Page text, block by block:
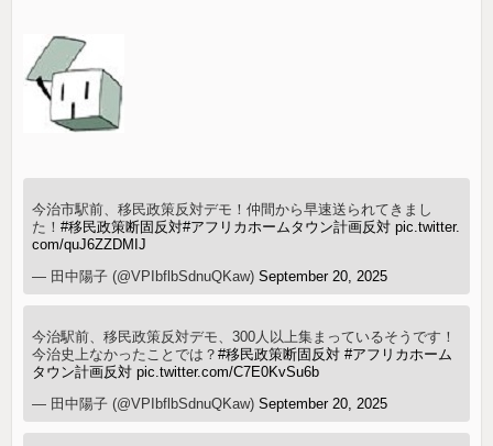
今治市駅前、移民政策反対デモ！仲間から早速送られてきまし
た！#移民政策断固反対#アフリカホームタウン計画反対 pic.twitter.
com/quJ6ZZDMIJ
— 田中陽子 (@VPIbflbSdnuQKaw)September 20, 2025
今治駅前、移民政策反対デモ、300人以上集まっているそうです！
今治史上なかったことでは？#移民政策断固反対 #アフリカホーム
タウン計画反対 pic.twitter.com/C7E0KvSu6b
— 田中陽子 (@VPIbflbSdnuQKaw)September 20, 2025